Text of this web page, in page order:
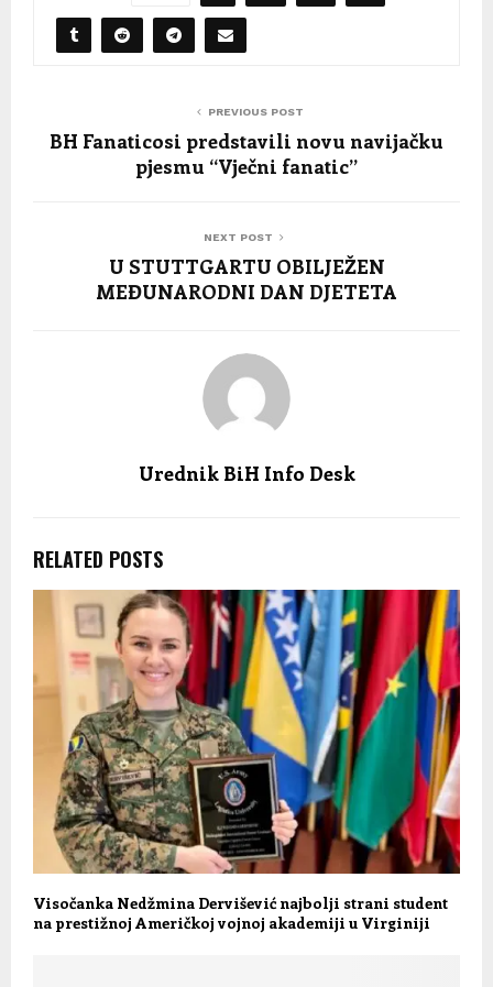
PREVIOUS POST
BH Fanaticosi predstavili novu navijačku
pjesmu “Vječni fanatic”
NEXT POST
U STUTTGARTU OBILJEŽEN
MEĐUNARODNI DAN DJETETA
Urednik BiH Info Desk
RELATED POSTS
Visočanka Nedžmina Dervišević najbolji strani student
na prestižnoj Američkoj vojnoj akademiji u Virginiji